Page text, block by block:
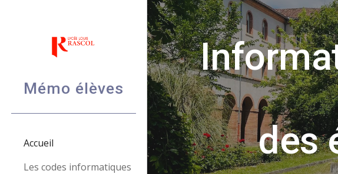
Skip to main content
Mémo élèves
Accueil
Les codes informatiques
des